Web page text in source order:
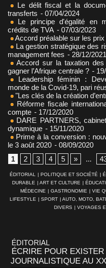
Le délit fiscal et la
transferts - 07/04/2024
Le principe d'égalité en
crédits de TVA - 07/03/2023
Accord préalable sur les
La gestion stratégique des
management fees - 28/12/2021
Accord sur la taxation
gagner l’Afrique centrale ? -
Leadership féminin :
monde de la Covid-19, pari
"Les clés de la création
Réforme fiscale
compte - 17/12/2020
DARE PARTNERS,
dynamique - 15/11/2020
Prime à la conversion :
le 3 août 2020 - 08/09/2020
1
2 3 4 5 » ...
ÉDITORIAL | POLITIQUE ET SOCIÉTÉ |
DURABLE | ART ET CULTURE |
MÉDECINE | GASTRONOMIE | VIE
LIFESTYLE | SPORT | AUTO, MOTO,
DIVERS | VOYAGES
ÉDITORIAL
ÉCRIRE POUR
JOURNALISTIQUE AU